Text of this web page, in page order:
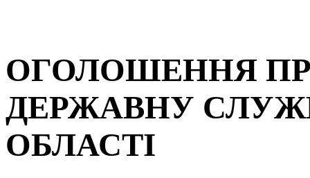
ОГОЛОШЕННЯ
ДЕРЖАВНУ
ОБЛАСТІ